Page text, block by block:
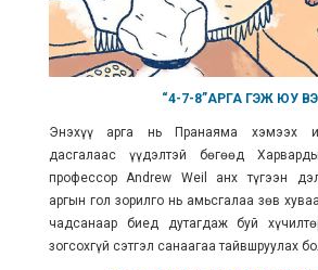
“4-7-8”АРГА ГЭЖ ЮУ
Энэхүү арга нь Пранаяма хэмээх
дасгалаас үүдэлтэй бөгөөд
профессор Andrew Weil анх түгээн
аргын гол зорилго нь амьсгалаа зөв
чадсанаар биед дутагдаж буй
зогсохгүй сэтгэл санаагаа тайвшруулах